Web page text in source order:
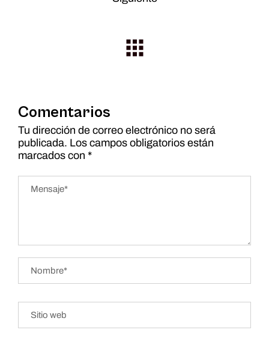
Comentarios
Tu dirección de correo electrónico no será
publicada. Los campos obligatorios están
marcados con *